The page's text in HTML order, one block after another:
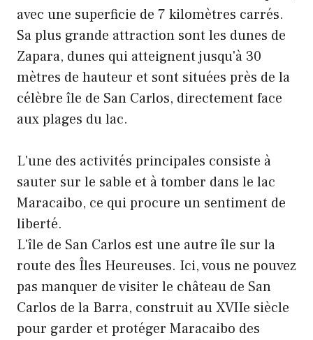
avec une superficie de 7 kilomètres carrés.
Sa plus grande attraction sont les dunes de
Zapara, dunes qui atteignent jusqu'à 30
mètres de hauteur et sont situées près de la
célèbre île de San Carlos, directement face
aux plages du lac.
L'une des activités principales consiste à
sauter sur le sable et à tomber dans le lac
Maracaibo, ce qui procure un sentiment de
liberté.
L'île de San Carlos est une autre île sur la
route des Îles Heureuses. Ici, vous ne pouvez
pas manquer de visiter le château de San
Carlos de la Barra, construit au XVIIe siècle
pour garder et protéger Maracaibo des